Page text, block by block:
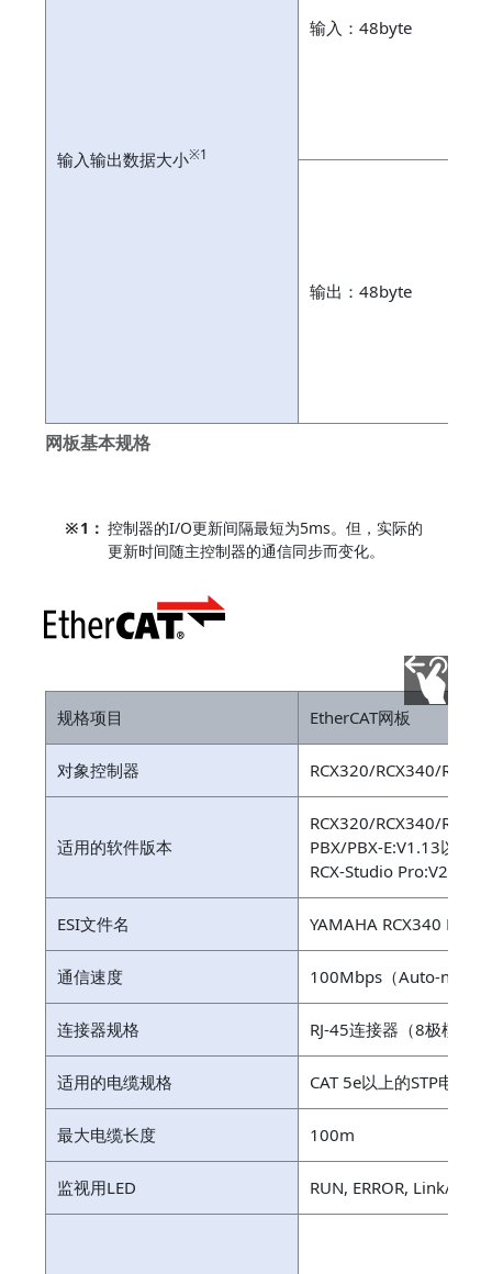
网板基本规格
输入输出数据大小※1
输入：48byte
输出：48byte
※1： 控制器的I/O更新间隔最短为5ms。但，实际的
更新时间随主控制器的通信同步而变化。
规格项目 EtherCAT网板
对象控制器 RCX320/RCX340/
适用的软件版本
RCX320/RCX340/
PBX/PBX-E:V1.13以上
RCX-Studio Pro:V2.1.9
ESI文件名 YAMAHA RCX340
通信速度 100Mbps（Auto-
连接器规格 RJ-45连接器（8极模块
适用的电缆规格 CAT 5e以上的STP电缆(
最大电缆长度 100m
监视用LED RUN, ERROR, Link/